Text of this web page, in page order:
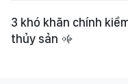
3 khó khăn chính
thủy sản